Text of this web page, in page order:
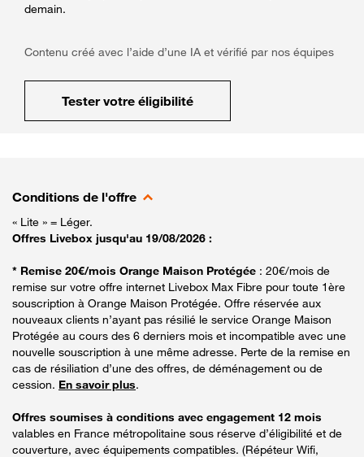
demain.
Contenu créé avec l’aide d’une IA et vérifié par nos équipes
Tester votre éligibilité
Conditions de l'offre
« Lite » = Léger.
Offres Livebox jusqu'au 19/08/2026 :
* Remise 20€/mois Orange Maison Protégée : 20€/mois de
remise sur votre offre internet Livebox Max Fibre pour toute 1ère
souscription à Orange Maison Protégée. Offre réservée aux
nouveaux clients n’ayant pas résilié le service Orange Maison
Protégée au cours des 6 derniers mois et incompatible avec une
nouvelle souscription à une même adresse. Perte de la remise en
cas de résiliation d’une des offres, de déménagement ou de
cession. En savoir plus.
Offres soumises à conditions avec engagement 12 mois
valables en France métropolitaine sous réserve d’éligibilité et de
couverture, avec équipements compatibles. (Répéteur Wifi,